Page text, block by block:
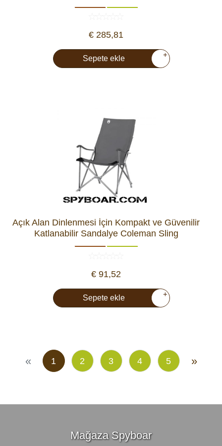
€ 285,81
Sepete ekle +
Açık Alan Dinlenmesi İçin Kompakt ve Güvenilir
Katlanabilir Sandalye Coleman Sling
€ 91,52
Sepete ekle +
« 1 2 3 4 5 »
Mağaza Spyboar